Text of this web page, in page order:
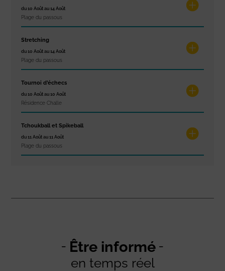
du 10 Août au 14 Août
Plage du passous
Stretching
du 10 Août au 14 Août
Plage du passous
Tournoi d’échecs
du 10 Août au 10 Août
Résidence Challe
Tchoukball et Spikeball
du 11 Août au 11 Août
Plage du passous
Être informé
en temps réel